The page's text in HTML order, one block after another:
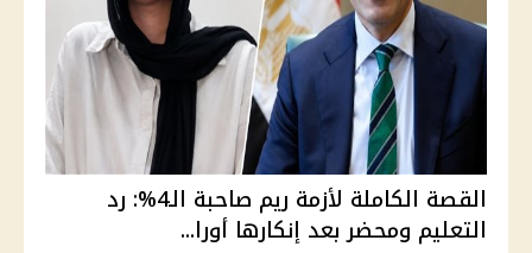
القصة الكاملة لأزمة ريم صاحبة الـ4%: رد
التعليم ومحضر بعد إنكارها أورا...